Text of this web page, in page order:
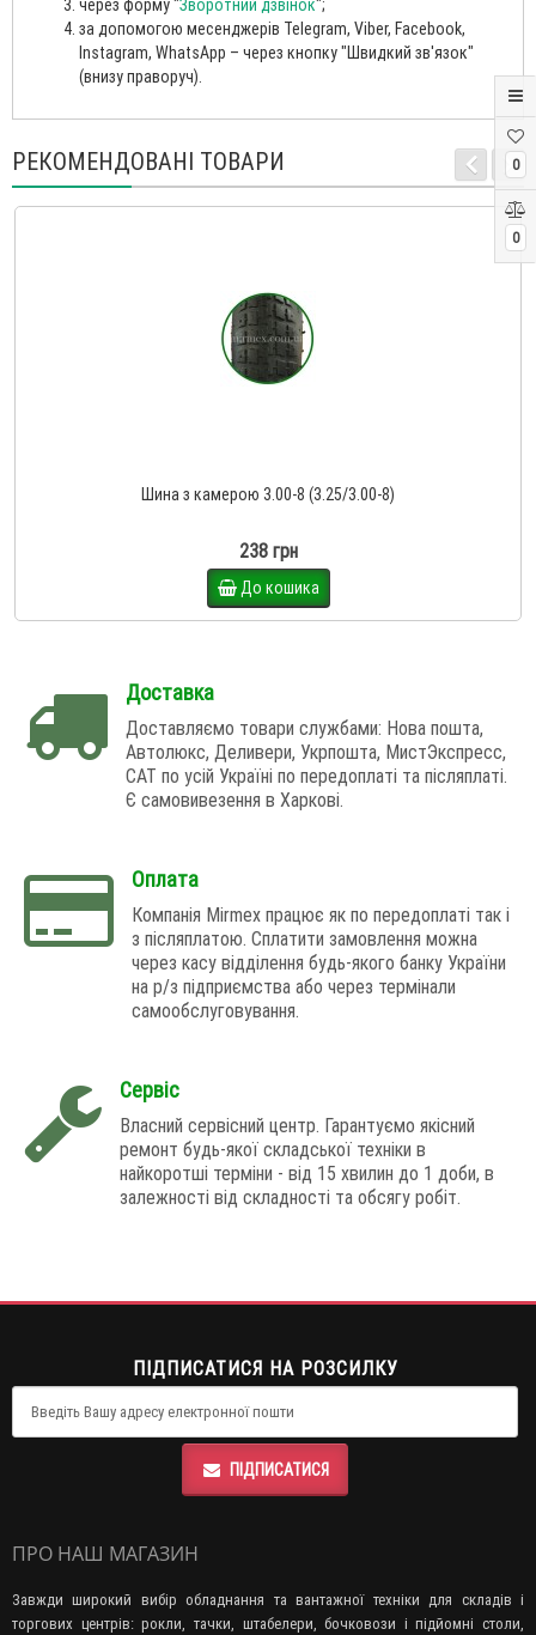
0
0
через форму "Зворотний дзвінок";
за допомогою месенджерів Telegram, Viber, Facebook,
Instagram, WhatsApp – через кнопку "Швидкий зв'язок"
(внизу праворуч).
РЕКОМЕНДОВАНІ ТОВАРИ
Шина з камерою 3.00-8 (3.25/3.00-8)
238 грн
До кошика
Доставка
Доставляємо товари службами: Нова пошта,
Автолюкс, Деливери, Укрпошта, МистЭкспресс,
САТ по усій Україні по передоплаті та післяплаті.
Є самовивезення в Харкові.
Оплата
Компанія Mirmex працює як по передоплаті так і
з післяплатою. Сплатити замовлення можна
через касу відділення будь-якого банку України
на р/з підприємства або через термінали
самообслуговування.
Сервіс
Власний сервісний центр. Гарантуємо якісний
ремонт будь-якої складської техніки в
найкоротші терміни - від 15 хвилин до 1 доби, в
залежності від складності та обсягу робіт.
ПІДПИСАТИСЯ НА РОЗСИЛКУ
ПІДПИСАТИСЯ
ПРО НАШ МАГАЗИН
Завжди широкий вибір обладнання та вантажної техніки для складів і
торгових центрів: рокли, тачки, штабелери, бочковози і підйомні столи,